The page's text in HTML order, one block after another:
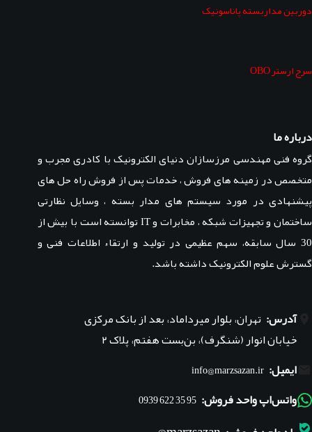
دوربین مداربسته پاناسونیک
سرج ارستر OBO
درباره ما
گروه فنی مهندسی مرزسازان دنیای الکترونیک با کادری مجرب و
متخصص در زمینه های فروش ، خدمات پس از فروش راه حل های
پیشنهادی در مورد سیستم های مدار بسته ، وسایل نظارتی
ساختمان و تجهیزات شبکه ، مخابرات و IT توانسته است با بیش از
30 سال سابقه، سهم عظیمی در تولید و ارتقاء اطلاعات فنی و
گسترش علوم الکترونیک داشته باشد.
آدرس: تهران، بلوار میرداماد، بعد از بانک مرکزی
خیابان انوار (شنگرف)، بن‌بست هفتم، پلاک ۲
ایمیل: info@marzsazan.ir
واتس‌اپ واحد فروش: 95 35 622 0939